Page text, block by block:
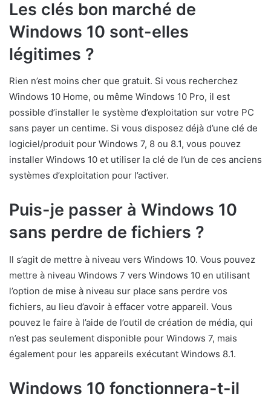
Les clés bon marché de
Windows 10 sont-elles
légitimes ?
Rien n’est moins cher que gratuit. Si vous recherchez
Windows 10 Home, ou même Windows 10 Pro, il est
possible d’installer le système d’exploitation sur votre PC
sans payer un centime. Si vous disposez déjà d’une clé de
logiciel/produit pour Windows 7, 8 ou 8.1, vous pouvez
installer Windows 10 et utiliser la clé de l’un de ces anciens
systèmes d’exploitation pour l’activer.
Puis-je passer à Windows 10
sans perdre de fichiers ?
Il s’agit de mettre à niveau vers Windows 10. Vous pouvez
mettre à niveau Windows 7 vers Windows 10 en utilisant
l’option de mise à niveau sur place sans perdre vos
fichiers, au lieu d’avoir à effacer votre appareil. Vous
pouvez le faire à l’aide de l’outil de création de média, qui
n’est pas seulement disponible pour Windows 7, mais
également pour les appareils exécutant Windows 8.1.
Windows 10 fonctionnera-t-il